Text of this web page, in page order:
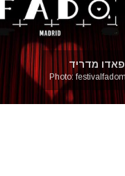
מדריד
Photo: